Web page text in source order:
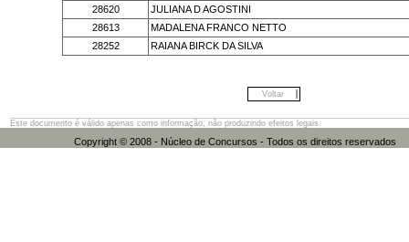
28620
JULIANA D AGOSTINI
28613
MADALENA FRANCO NETTO
28252
RAIANA BIRCK DA SILVA
Voltar
Este documento é válido apenas como informação, não produzindo efeitos legais.
Copyright © 2008 - Núcleo de Concursos - Todos os direitos